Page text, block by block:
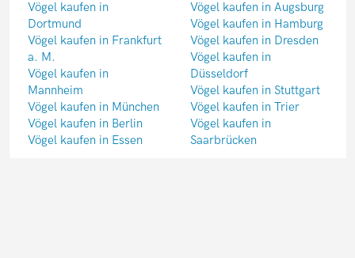
Vögel kaufen in
Dortmund
Vögel kaufen in Frankfurt
a. M.
Vögel kaufen in
Mannheim
Vögel kaufen in München
Vögel kaufen in Berlin
Vögel kaufen in Essen
Vögel kaufen in Augsburg
Vögel kaufen in Hamburg
Vögel kaufen in Dresden
Vögel kaufen in
Düsseldorf
Vögel kaufen in Stuttgart
Vögel kaufen in Trier
Vögel kaufen in
Saarbrücken